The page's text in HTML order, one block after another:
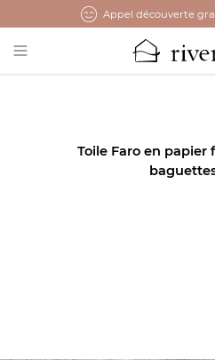
Appel découverte
Open main menu
Toile Faro en papier